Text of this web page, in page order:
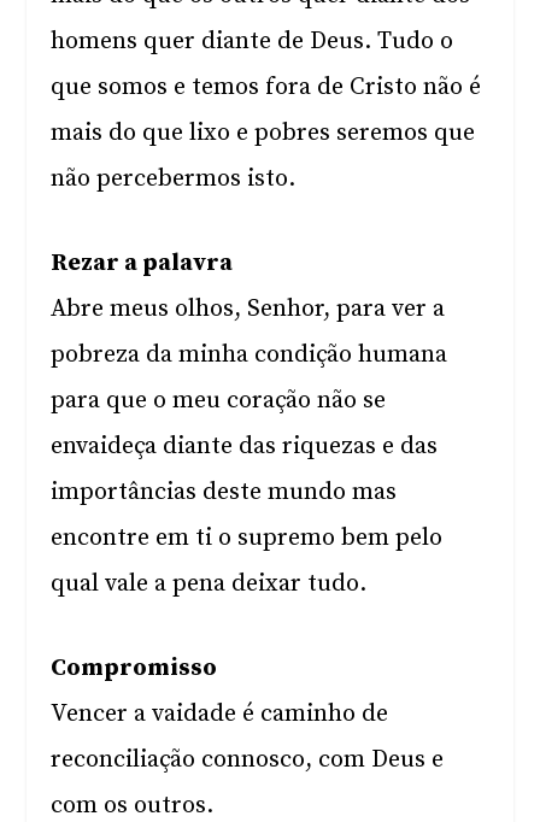
homens quer diante de Deus. Tudo o
que somos e temos fora de Cristo não é
mais do que lixo e pobres seremos que
não percebermos isto.
Rezar a palavra
Abre meus olhos, Senhor, para ver a
pobreza da minha condição humana
para que o meu coração não se
envaideça diante das riquezas e das
importâncias deste mundo mas
encontre em ti o supremo bem pelo
qual vale a pena deixar tudo.
Compromisso
Vencer a vaidade é caminho de
reconciliação connosco, com Deus e
com os outros.